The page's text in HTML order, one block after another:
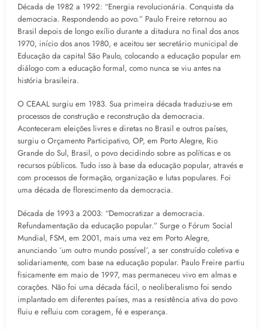
Década de 1982 a 1992: “Energia revolucionária. Conquista da
democracia. Respondendo ao povo.” Paulo Freire retornou ao
Brasil depois de longo exílio durante a ditadura no final dos anos
1970, início dos anos 1980, e aceitou ser secretário municipal de
Educação da capital São Paulo, colocando a educação popular em
diálogo com a educação formal, como nunca se viu antes na
história brasileira.
O CEAAL surgiu em 1983. Sua primeira década traduziu-se em
processos de construção e reconstrução da democracia.
Aconteceram eleições livres e diretas no Brasil e outros países,
surgiu o Orçamento Participativo, OP, em Porto Alegre, Rio
Grande do Sul, Brasil, o povo decidindo sobre as políticas e os
recursos públicos. Tudo isso à base da educação popular, através e
com processos de formação, organização e lutas populares. Foi
uma década de florescimento da democracia.
Década de 1993 a 2003: “Democratizar a democracia.
Refundamentação da educação popular.” Surge o Fórum Social
Mundial, FSM, em 2001, mais uma vez em Porto Alegre,
anunciando ´um outro mundo possível´, a ser construído coletiva e
solidariamente, com base na educação popular. Paulo Freire partiu
fisicamente em maio de 1997, mas permaneceu vivo em almas e
corações. Não foi uma década fácil, o neoliberalismo foi sendo
implantado em diferentes países, mas a resistência ativa do povo
fluiu e refluiu com coragem, fé e esperança.